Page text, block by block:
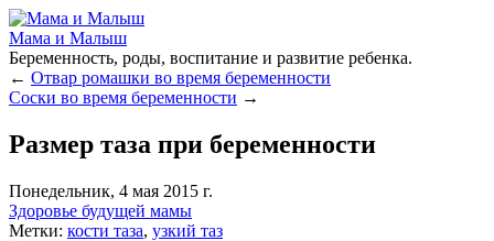
Мама и Малыш
Беременность, роды, воспитание и развитие ребенка.
← Отвар ромашки во время беременности
Соски во время беременности →
Размер таза при беременности
Понедельник, 4 мая 2015 г.
Здоровье будущей мамы
Метки: кости таза, узкий таз